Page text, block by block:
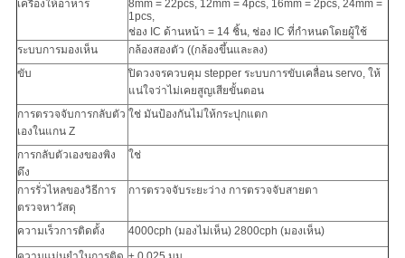
เครื่องให้อาหาร
8mm = 22pcs, 12mm = 4pcs, 16mm = 2pcs, 24mm =
1pcs,
ช่อง IC ด้านหน้า = 14 ชิ้น, ช่อง IC ที่กําหนดโดยผู้ใช้
ระบบการมองเห็น
กล้องสองตัว ((กล้องขึ้นและลง)
ขับ
ปิดวงจรควบคุม stepper ระบบการขับเคลื่อน servo, ให้
แน่ใจว่าไม่เคยสูญเสียขั้นตอน
การตรวจจับการกลับตัว
เองในแกน Z
ใช่ มันป้องกันไม่ให้กระปุกแตก
การกลับตัวเองของพิง
ดึง
ใช่
การรั่วไหลของวิธีการ
ตรวจหาวัสดุ
การตรวจจับระยะว่าง การตรวจจับสายตา
ความเร็วการติดตั้ง
4000cph (มองไม่เห็น) 2800cph (มองเห็น)